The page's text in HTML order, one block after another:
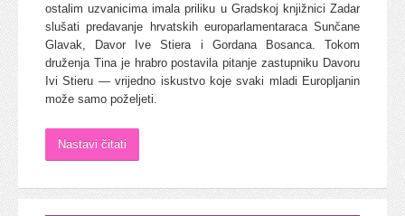
ostalim uzvanicima imala priliku u Gradskoj knjižnici Zadar
slušati predavanje hrvatskih europarlamentaraca Sunčane
Glavak, Davor Ive Stiera i Gordana Bosanca. Tokom
druženja Tina je hrabro postavila pitanje zastupniku Davoru
Ivi Stieru — vrijedno iskustvo koje svaki mladi Europljanin
može samo poželjeti.
Nastavi čitati